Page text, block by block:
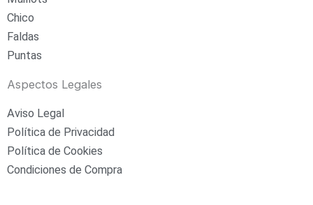
r
a
m
Chico
Faldas
Puntas
Aspectos Legales
Aviso Legal
Política de Privacidad
Política de Cookies
Condiciones de Compra